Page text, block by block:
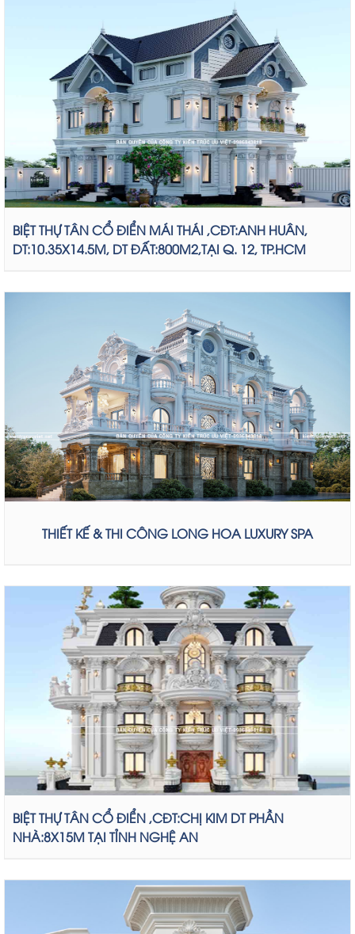
BIỆT THỰ TÂN CỔ ĐIỂN MÁI THÁI ,CĐT:ANH HUÂN,
DT:10.35X14.5M, DT ĐẤT:800M2,TẠI Q. 12, TP.HCM
THIẾT KẾ & THI CÔNG LONG HOA LUXURY SPA
BIỆT THỰ TÂN CỔ ĐIỂN ,CĐT:CHỊ KIM DT PHẦN
NHÀ:8X15M TẠI TỈNH NGHỆ AN